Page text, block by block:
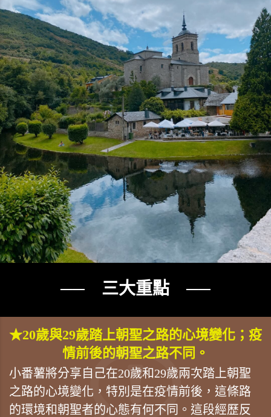
── 三大重點 ──
★20歲與29歲踏上朝聖之路的心境變化；疫
情前後的朝聖之路不同。
小番薯將分享自己在20歲和29歲兩次踏上朝聖
之路的心境變化，特別是在疫情前後，這條路
的環境和朝聖者的心態有何不同。這段經歷反